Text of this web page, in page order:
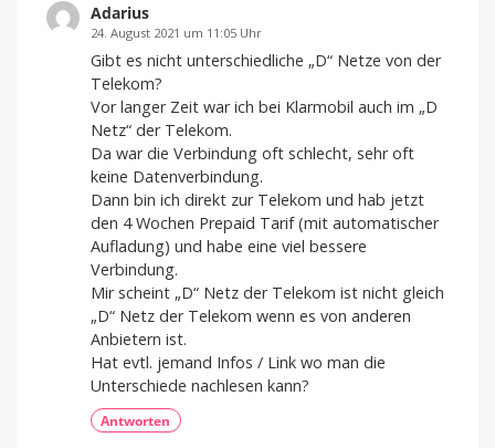
Adarius
24. August 2021 um 11:05 Uhr
Gibt es nicht unterschiedliche „D“ Netze von der
Telekom?
Vor langer Zeit war ich bei Klarmobil auch im „D
Netz“ der Telekom.
Da war die Verbindung oft schlecht, sehr oft
keine Datenverbindung.
Dann bin ich direkt zur Telekom und hab jetzt
den 4 Wochen Prepaid Tarif (mit automatischer
Aufladung) und habe eine viel bessere
Verbindung.
Mir scheint „D“ Netz der Telekom ist nicht gleich
„D“ Netz der Telekom wenn es von anderen
Anbietern ist.
Hat evtl. jemand Infos / Link wo man die
Unterschiede nachlesen kann?
Antworten